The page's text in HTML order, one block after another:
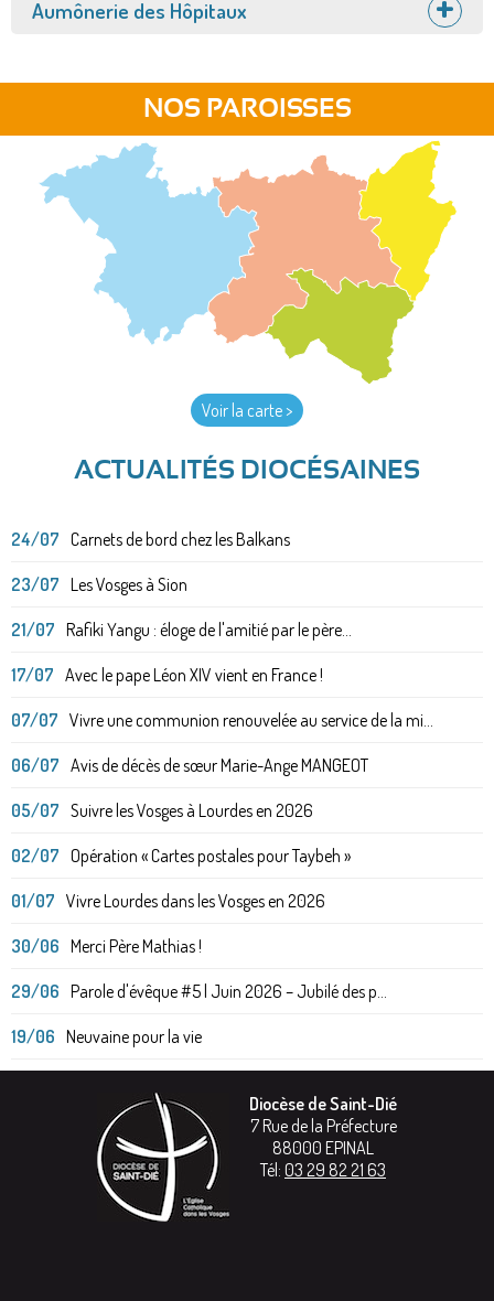
Afficher
Aumônerie des Hôpitaux
NOS PAROISSES
Voir la carte >
ACTUALITÉS DIOCÉSAINES
24/07 Carnets de bord chez les Balkans
23/07 Les Vosges à Sion
21/07 Rafiki Yangu : éloge de l'amitié par le père...
17/07 Avec le pape Léon XIV vient en France !
07/07 Vivre une communion renouvelée au service de la mi...
06/07 Avis de décès de sœur Marie-Ange MANGEOT
05/07 Suivre les Vosges à Lourdes en 2026
02/07 Opération « Cartes postales pour Taybeh »
01/07 Vivre Lourdes dans les Vosges en 2026
30/06 Merci Père Mathias !
29/06 Parole d'évêque #5 | Juin 2026 – Jubilé des p...
19/06 Neuvaine pour la vie
Diocèse de Saint-Dié
7 Rue de la Préfecture
88000 EPINAL
Tél: 03 29 82 21 63